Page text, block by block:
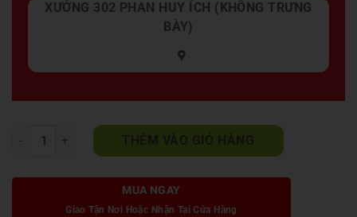
XƯỞNG 302 PHAN HUY ÍCH (KHÔNG TRƯNG
BÀY)
Bàn trà sofa mặt đá chữ nhật T260-12 số lượng
MUA NGAY
Giao Tận Nơi Hoặc Nhận Tại Cửa Hàng